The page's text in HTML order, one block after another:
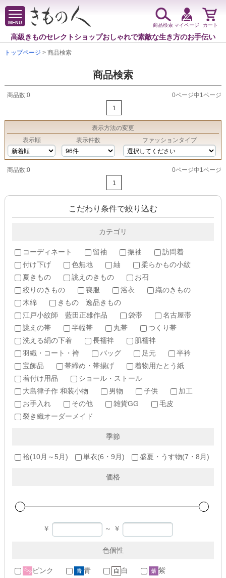
MENU
高級きものセレクトショップおしゃれで素敵な生き方のお手伝い
商品検索マイページ カート
トップページ > 商品検索
商品検索
商品数:0
0ページ中1ページ
1
表示方法の変更
表示順
表示件数 ファッションタイプ
商品数:0
0ページ中1ページ
1
こだわり条件で絞り込む
カテゴリ
コーディネート 留袖 振袖
訪問着
付け下げ
色無地 紬
柔らかもの小紋
夏きもの
誂えのきもの
お召
絞りのきもの
喪服 浴衣
織のきもの
木綿
きもの 逸品きもの
江戸小紋師 藍田正雄作品
袋帯
名古屋帯
誂えの帯
半幅帯 丸帯
つくり帯
洗える絹の下着
長襦袢
肌襦袢
羽織・コート・袴
バッグ 足元
半衿
宝飾品
帯締め・帯揚げ
着物用たとう紙
着付け用品
ショール・ストール
大島律子作 和装小物
男物 子供
加工
お手入れ
その他 雑貨GG
毛皮
裂き織オーダーメイド
季節
袷(10月～5月) 単衣(6・9月) 盛夏・うす物(7・8月)
価格
￥ ～ ￥
色個性
ピンク 青 白
紫